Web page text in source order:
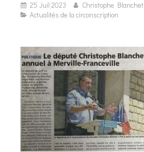
25 Juil 2023
Christophe Blanchet
Actualités de la circonscription